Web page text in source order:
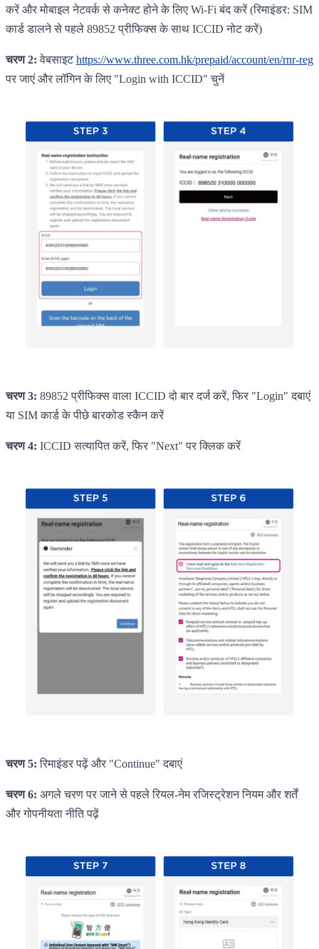
करें और मोबाइल नेटवर्क से कनेक्ट होने के लिए Wi-Fi बंद करें (रिमाइंडर: SIM
कार्ड डालने से पहले 89852 प्रीफिक्स के साथ ICCID नोट करें)
चरण 2: वेबसाइटhttps://www.three.com.hk/prepaid/account/en/rnr-reg
पर जाएं और लॉगिन के लिए "Login with ICCID" चुनें
चरण 3: 89852 प्रीफिक्स वाला ICCID दो बार दर्ज करें, फिर "Login" दबाएं
या SIM कार्ड के पीछे बारकोड स्कैन करें
चरण 4: ICCID सत्यापित करें, फिर "Next" पर क्लिक करें
चरण 5: रिमाइंडर पढ़ें और "Continue" दबाएं
चरण 6: अगले चरण पर जाने से पहले रियल-नेम रजिस्ट्रेशन नियम और शर्तें
और गोपनीयता नीति पढ़ें